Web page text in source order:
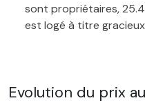
sont propriétaires,
est logé à titre
Evolution du prix